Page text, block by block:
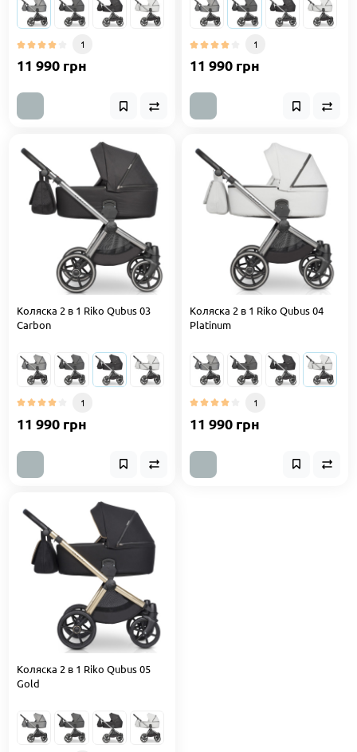
1
11 990 грн
1
11 990 грн
Коляска 2 в 1 Riko Qubus 03
Carbon
1
11 990 грн
Коляска 2 в 1 Riko Qubus 04
Platinum
1
11 990 грн
Коляска 2 в 1 Riko Qubus 05
Gold